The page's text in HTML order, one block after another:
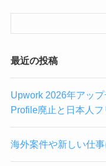
最近の投稿
Upwork 2026年アッ
Profile廃止と日本人
海外案件や新しい仕